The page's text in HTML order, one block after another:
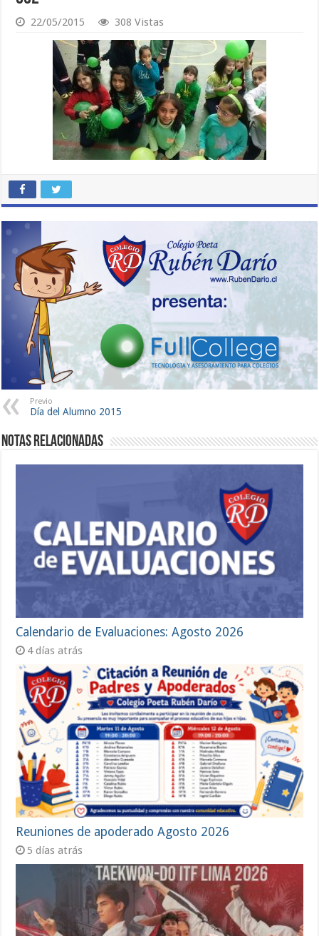
22/05/2015 308 Vistas
Previo
Día del Alumno 2015
Notas Relacionadas
Calendario de Evaluaciones: Agosto 2026
4 días atrás
Reuniones de apoderado Agosto 2026
5 días atrás